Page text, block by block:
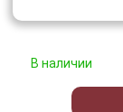
В наличии